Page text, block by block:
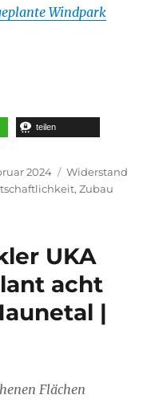
Windpark
teilen
2024 Kategorien
Widerstand
,Zubau
UKA
acht
|
Flächen